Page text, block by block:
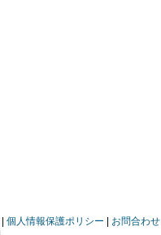
個人情報保護ポリシー
お問合わせ